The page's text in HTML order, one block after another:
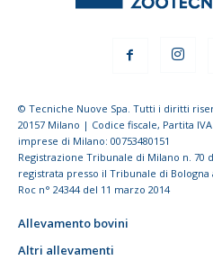
© Tecniche Nuove Spa. Tutti i diritti
20157 Milano | Codice fiscale, Partita
imprese di Milano: 00753480151
Registrazione Tribunale di Milano n. 70
registrata presso il Tribunale di Bologna
Roc n° 24344 del 11 marzo 2014
Allevamento bovini
Altri allevamenti